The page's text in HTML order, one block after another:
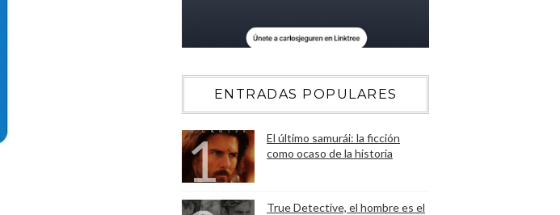
ENTRADAS POPULARES
El último samurái: la ficción
como ocaso de la historia
True Detective, el hombre es el